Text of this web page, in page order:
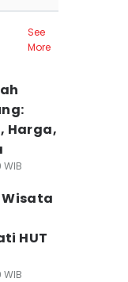
See
More
Harga,
WIB
Wisata
HUT
WIB